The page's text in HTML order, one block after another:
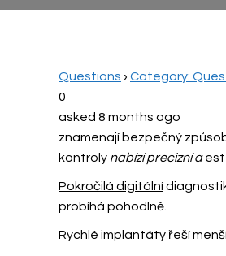
Questions › Category:
0
asked 8 months ago
znamenají bezpečný
kontroly nabízí precizní a
Pokročilá digitální
probíhá pohodlně.
Rychlé implantáty řeší